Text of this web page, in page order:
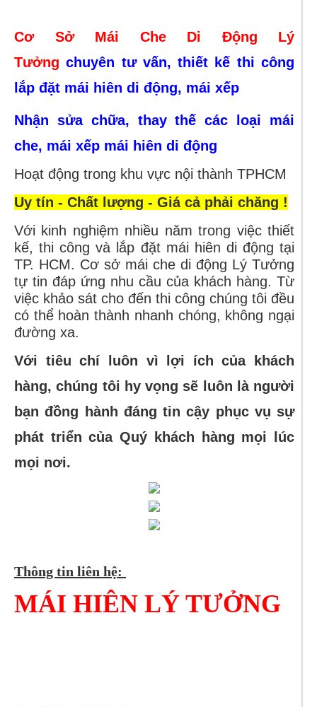
Cơ Sở Mái Che Di Động Lý
Tưởng chuyên tư vấn, thiết kế thi công
lắp đặt mái hiên di động, mái xếp
Nhận sửa chữa, thay thế các loại mái
che, mái xếp mái hiên di động
Hoạt động trong khu vực nội thành TPHCM
Uy tín - Chất lượng - Giá cả phải chăng !
Với kinh nghiệm nhiều năm trong việc thiết
kế, thi công và lắp đặt mái hiên di động tại
TP. HCM. Cơ sở mái che di động Lý Tưởng
tự tin đáp ứng nhu cầu của khách hàng. Từ
việc khảo sát cho đến thi công chúng tôi đều
có thể hoàn thành nhanh chóng, không ngại
đường xa.
Với tiêu chí luôn vì lợi ích của khách
hàng, chúng tôi hy vọng sẽ luôn là người
bạn đồng hành đáng tin cậy phục vụ sự
phát triển của Quý khách hàng mọi lúc
mọi nơi.
Thông tin liên hệ:
MÁI HIÊN LÝ TƯỞNG